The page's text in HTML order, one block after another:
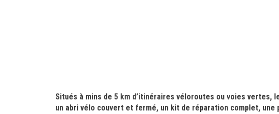
Introduction
Situés à mins de 5 km d’itinéraires véloroutes ou voies
un abri vélo couvert et fermé, un kit de réparation complet,